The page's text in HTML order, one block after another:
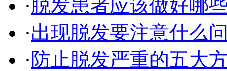
·脱发患者应该做好哪
·出现脱发要注意什么
· 防止脱发严重的五大